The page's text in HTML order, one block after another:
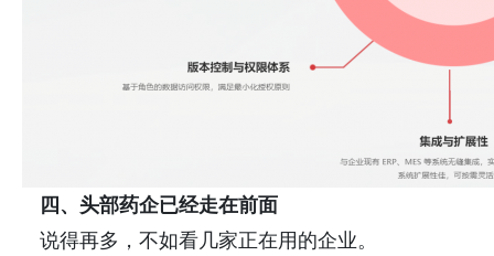
四、头部药企已经走在前面
说得再多，不如看几家正在用的企业。